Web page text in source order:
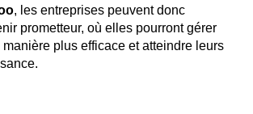
, les entreprises peuvent donc
prometteur, où elles pourront gérer
manière plus efficace et atteindre leurs